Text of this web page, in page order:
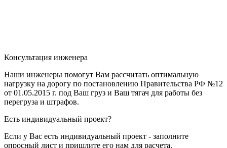
Консультация инженера
Наши инженеры помогут Вам рассчитать оптимальную
нагрузку на дорогу по постановлению Правительства РФ №12
от 01.05.2015 г. под Ваш груз и Ваш тягач для работы без
перегруза и штрафов.
Есть индивидуальный проект?
Если у Вас есть индивидуальный проект - заполните
опросный лист и пришлите его нам для расчета.